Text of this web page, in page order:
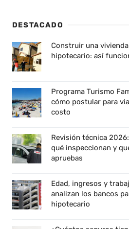
DESTACADO
Construir una
hipotecario: así
Programa Turismo
cómo postular para
costo
Revisión técnica
qué inspeccionan y
apruebas
Edad, ingresos y
analizan los bancos
hipotecario